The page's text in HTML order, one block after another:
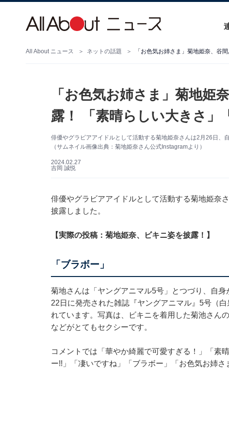
All About ニュース ネットの話題 「お色気お姉さま」菊地姫奈、谷
「お色気お姉さま」菊地姫
露！ 「素晴らしい大きさ」
俳優やグラビアアイドルとして活動する菊地姫奈さんは2月26日、
（サムネイル画像出典：菊地姫奈さん公式Instagramより）
2024.02.27
吉岡 誠悦
俳優やグラビアアイドルとして活動する菊地姫奈
披露しました。
【実際の投稿：菊地姫奈、ビキニ姿を披露！】
「ブラボー」
菊地さんは「ヤングアニマル5号」とつづり、自
22日に発売された雑誌『ヤングアニマル』5号（
れています。写真は、ビキニを着用した菊池さん
などがとてもセクシーです。
コメントでは「華やか綺麗で可愛すぎる！」「素
ー!!」「凄いですね」「ブラボー」「お色気お姉